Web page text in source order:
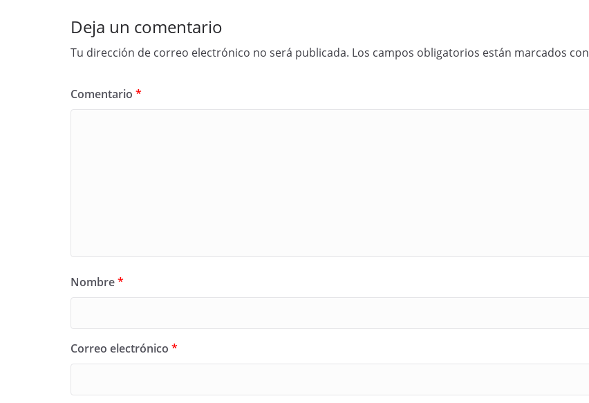
Deja un comentario
Tu dirección de correo electrónico no será publicada. Los campos obligatorios están marcados con
Comentario *
Nombre*
Correo electrónico *